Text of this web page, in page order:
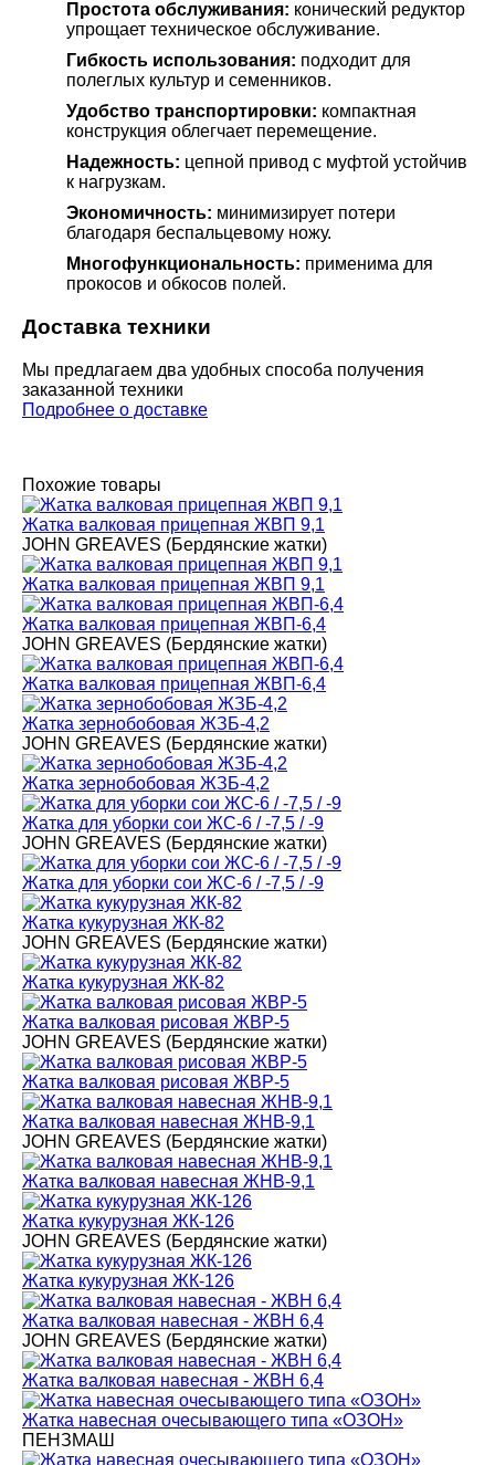
Простота обслуживания: конический редуктор
упрощает техническое обслуживание.
Гибкость использования: подходит для
полеглых культур и семенников.
Удобство транспортировки: компактная
конструкция облегчает перемещение.
Надежность: цепной привод с муфтой устойчив
к нагрузкам.
Экономичность: минимизирует потери
благодаря беспальцевому ножу.
Многофункциональность: применима для
прокосов и обкосов полей.
Доставка техники
Мы предлагаем два удобных способа получения
заказанной техники
Подробнее о доставке
Похожие товары
Жатка валковая прицепная ЖВП 9,1
JOHN GREAVES (Бердянские жатки)
Жатка валковая прицепная ЖВП 9,1
Жатка валковая прицепная ЖВП-6,4
JOHN GREAVES (Бердянские жатки)
Жатка валковая прицепная ЖВП-6,4
Жатка зернобобовая ЖЗБ-4,2
JOHN GREAVES (Бердянские жатки)
Жатка зернобобовая ЖЗБ-4,2
Жатка для уборки сои ЖС-6 / -7,5 / -9
JOHN GREAVES (Бердянские жатки)
Жатка для уборки сои ЖС-6 / -7,5 / -9
Жатка кукурузная ЖК-82
JOHN GREAVES (Бердянские жатки)
Жатка кукурузная ЖК-82
Жатка валковая рисовая ЖВР-5
JOHN GREAVES (Бердянские жатки)
Жатка валковая рисовая ЖВР-5
Жатка валковая навесная ЖНВ-9,1
JOHN GREAVES (Бердянские жатки)
Жатка валковая навесная ЖНВ-9,1
Жатка кукурузная ЖК-126
JOHN GREAVES (Бердянские жатки)
Жатка кукурузная ЖК-126
Жатка валковая навесная - ЖВН 6,4
JOHN GREAVES (Бердянские жатки)
Жатка валковая навесная - ЖВН 6,4
Жатка навесная очесывающего типа «ОЗОН»
ПЕНЗМАШ